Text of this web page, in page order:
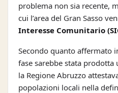
problema non sia recente,
cui l’area del Gran Sasso
Interesse Comunitario
Secondo quanto affermato
fase sarebbe stata prodotta
la Regione Abruzzo
popolazioni locali nella